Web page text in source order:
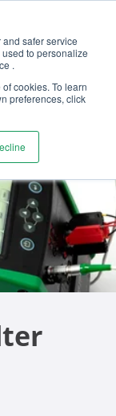
safer service
to personalize
.
cookies. To learn
preferences, click